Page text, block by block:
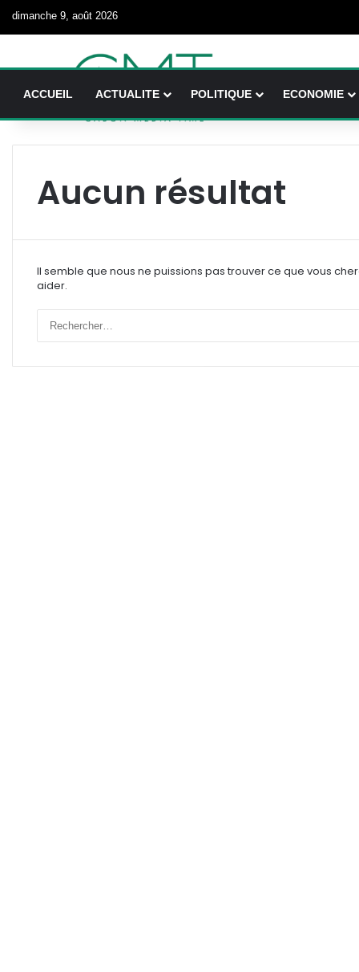
dimanche 9, août 2026
ACCUEIL ACTUALITE POLITIQUE ECONOMIE
Aucun résultat
Il semble que nous ne puissions pas trouver ce que vous
aider.